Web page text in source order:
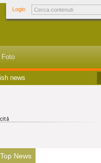
Login
Foto
news
News